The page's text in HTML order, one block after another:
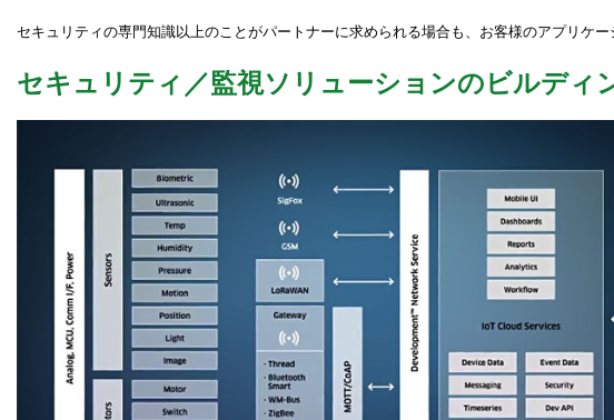
セキュリティの専門知識以上のことがパートナーに求められる場合も、お客様のアプリケ
セキュリティ／監視ソリューションのビルディ